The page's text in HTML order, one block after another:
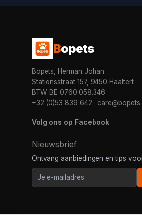
Bopets
Bopets, Herman Johan
Stationsstraat 157, 9450 Haaltert
BTW: BE 0760.058.346
+32 (0)53 839 642 ·
Volg ons op Facebook
Nieuwsbrief
Ontvang aanbiedingen en tips